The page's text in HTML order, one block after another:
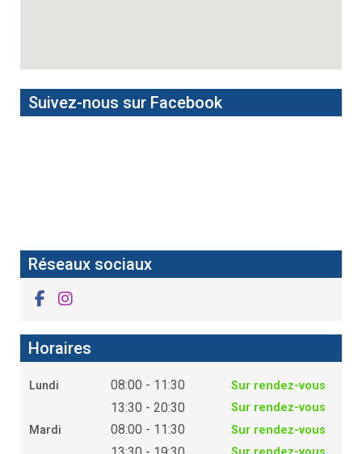
Suivez-nous sur Facebook
Réseaux sociaux
Horaires
Lundi 08:00 - 11:30 Sur rendez-vous
13:30 - 20:30
Sur rendez-vous
Mardi
08:00 - 11:30 Sur rendez-vous